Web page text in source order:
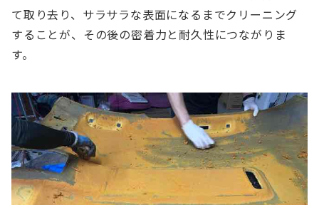
て取り去り、サラサラな表面になるまでクリーニング
することが、その後の密着力と耐久性につながりま
す。